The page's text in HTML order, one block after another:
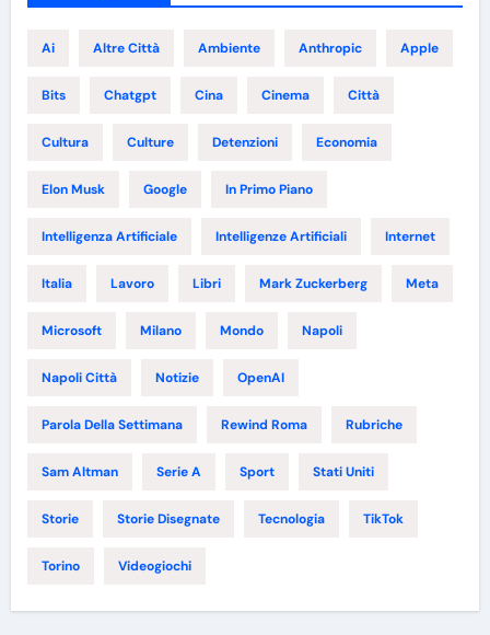
Ai Altre Città Ambiente Anthropic Apple
Bits Chatgpt Cina Cinema Città
Cultura Culture Detenzioni Economia
Elon Musk Google In Primo Piano
Intelligenza Artificiale Intelligenze Artificiali Internet
Italia Lavoro Libri Mark Zuckerberg Meta
Microsoft Milano Mondo Napoli
Napoli Città Notizie OpenAI
Parola Della Settimana Rewind Roma Rubriche
Sam Altman Serie A Sport Stati Uniti
Storie Storie Disegnate Tecnologia TikTok
Torino Videogiochi